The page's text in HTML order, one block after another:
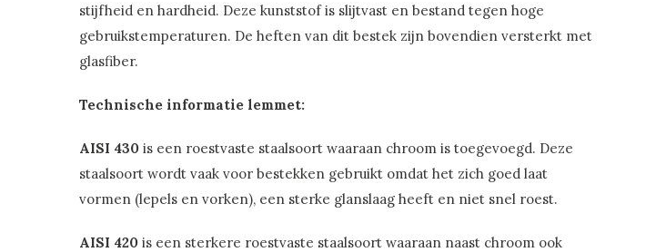
stijfheid en hardheid. Deze kunststof is slijtvast en bestand tegen hoge
gebruikstemperaturen. De heften van dit bestek zijn bovendien versterkt met
glasfiber.
Technische informatie lemmet:
AISI 430 is een roestvaste staalsoort waaraan chroom is toegevoegd. Deze
staalsoort wordt vaak voor bestekken gebruikt omdat het zich goed laat
vormen (lepels en vorken), een sterke glanslaag heeft en niet snel roest.
AISI 420 is een sterkere roestvaste staalsoort waaraan naast chroom ook